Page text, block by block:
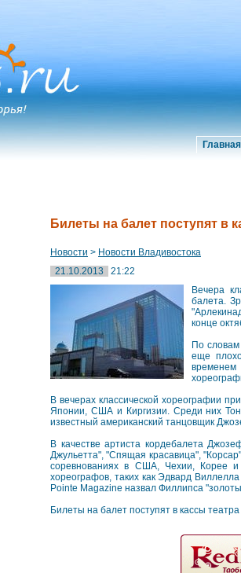
Главная
Билеты на балет поступят в
Новости > Новости Владивостока
21.10.2013
21:22
Вечера
балета.
конце
По словам
еще
временем
В вечерах классической хореографии
Японии, США и Киргизии. Среди них
известный американский танцовщик
В качестве артиста кордебалета
Джульетта", "Спящая красавица",
соревнованиях в США, Чехии, Корее и
хореографов, таких как Эдвард
Pointe Magazine назвал Филлипса
Билеты на балет поступят в кассы